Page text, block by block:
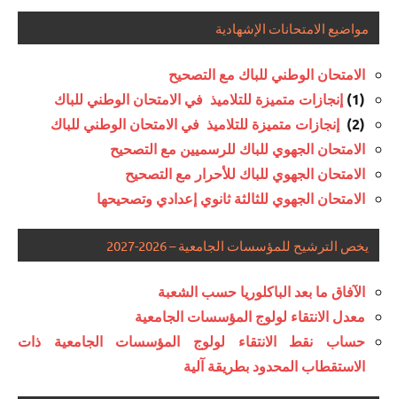
مواضيع الامتحانات الإشهادية
الامتحان الوطني للباك مع التصحيح
(1)
إنجازات متميزة للتلاميذ في الامتحان الوطني للباك
(2)
إنجازات متميزة للتلاميذ في الامتحان الوطني للباك
الامتحان الجهوي للباك للرسميين مع التصحيح
الامتحان الجهوي للباك للأحرار مع التصحيح
الامتحان الجهوي للثالثة ثانوي إعدادي وتصحيحها
يخص الترشيح للمؤسسات الجامعية – 2026-2027
الآفاق ما بعد الباكلوريا حسب الشعبة
معدل الانتقاء لولوج المؤسسات الجامعية
حساب نقط الانتقاء لولوج المؤسسات الجامعية ذات
الاستقطاب المحدود بطريقة آلية